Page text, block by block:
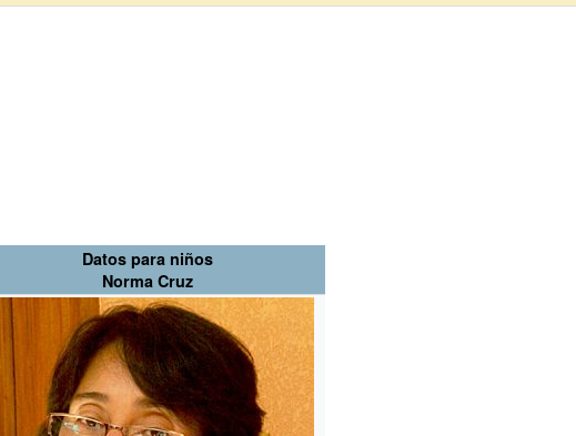
Datos para niños
Norma Cruz